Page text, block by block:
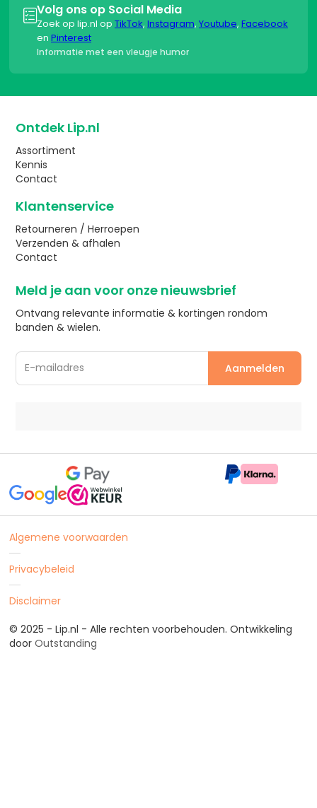
Volg ons op Social Media
Zoek op lip.nl op TikTok, Instagram, Youtube, Facebook
en Pinterest
Informatie met een vleugje humor
Ontdek Lip.nl
Assortiment
Kennis
Contact
Klantenservice
Retourneren / Herroepen
Verzenden & afhalen
Contact
Meld je aan voor onze nieuwsbrief
Ontvang relevante informatie & kortingen rondom
banden & wielen.
Algemene voorwaarden
Privacybeleid
Disclaimer
© 2025 - Lip.nl - Alle rechten voorbehouden. Ontwikkeling
door Outstanding